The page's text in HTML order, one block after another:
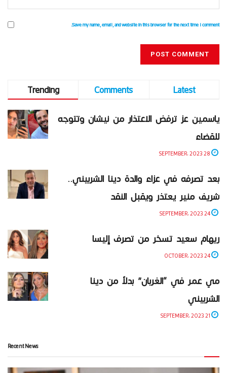
Save my name, email, and website in this browser for the next time I comment.
Trending Comments
Latest
ياسمين عز ترفض الاعتذار من نيشان وتتوجه
للقضاء
بعد تصرفه في عزاء والدة دينا الشربيني..
شريف منير يعتذر ويقبل النقد
ريهام سعيد تسخر من تصرف إليسا
مي عمر في “الغربان” بدلاً من دينا
الشربيني
Recent News